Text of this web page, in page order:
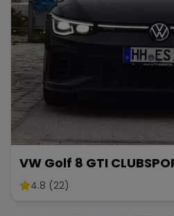
VW Golf 8 GTI
4.8 (22)